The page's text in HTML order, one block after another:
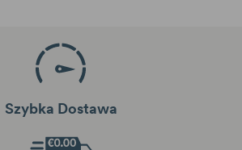
Szybka Dostawa